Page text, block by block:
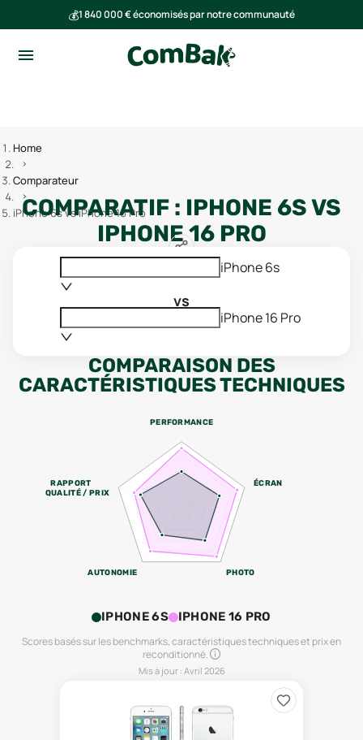
💰1 840 000 € économisés par notre communauté
Home
Comparateur
iPhone 6s vs iPhone 16 Pro
COMPARATIF : IPHONE 6SVS
IPHONE 16 PRO
iPhone 6s
vs
iPhone 16 Pro
COMPARAISON DES
CARACTÉRISTIQUES TECHNIQUES
PERFORMANCE
ÉCRAN
PHOTO
AUTONOMIE
RAPPORT
QUALITÉ / PRIX
IPHONE 6S IPHONE 16 PRO
Scores basés sur les benchmarks, caractéristiques techniques et prix en
reconditionné.
Mis à jour : Avril 2026